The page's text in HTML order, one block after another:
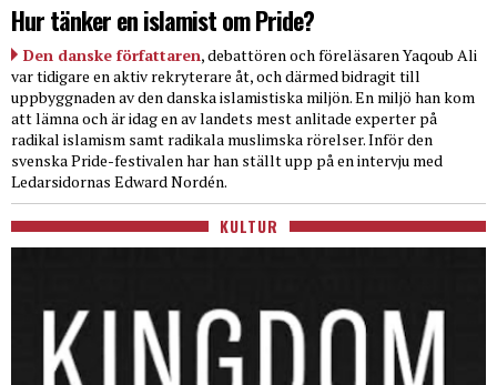
Hur tänker en islamist om Pride?
Den danske författaren, debattören och föreläsaren Yaqoub Ali
var tidigare en aktiv rekryterare åt, och därmed bidragit till
uppbyggnaden av den danska islamistiska miljön. En miljö han kom
att lämna och är idag en av landets mest anlitade experter på
radikal islamism samt radikala muslimska rörelser. Inför den
svenska Pride-festivalen har han ställt upp på en intervju med
Ledarsidornas Edward Nordén.
KULTUR